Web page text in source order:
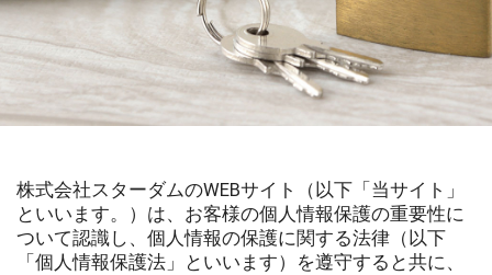
株式会社スターダムのWEBサイト（以下「当サイト」
といいます。）は、お客様の個人情報保護の重要性に
ついて認識し、個人情報の保護に関する法律（以下
「個人情報保護法」といいます）を遵守すると共に、